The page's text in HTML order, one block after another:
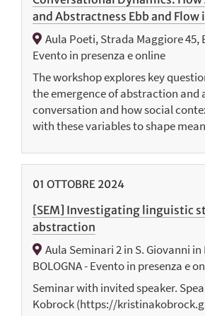
and Abstractness Ebb and
Aula Poeti, Strada Maggiore 45,
Evento in presenza e online
The workshop explores key
the emergence of abstraction and
conversation and how social
with these variables to shape
01 OTTOBRE 2024
[SEM] Investigating linguistic
abstraction
Aula Seminari 2 in S. Giovanni
BOLOGNA - Evento in presenza e
Seminar with invited speaker.
Kobrock (https://